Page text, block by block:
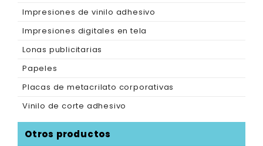
Impresiones de vinilo adhesivo
Impresiones digitales en tela
Lonas publicitarias
Papeles
Placas de metacrilato corporativas
Vinilo de corte adhesivo
Otros productos